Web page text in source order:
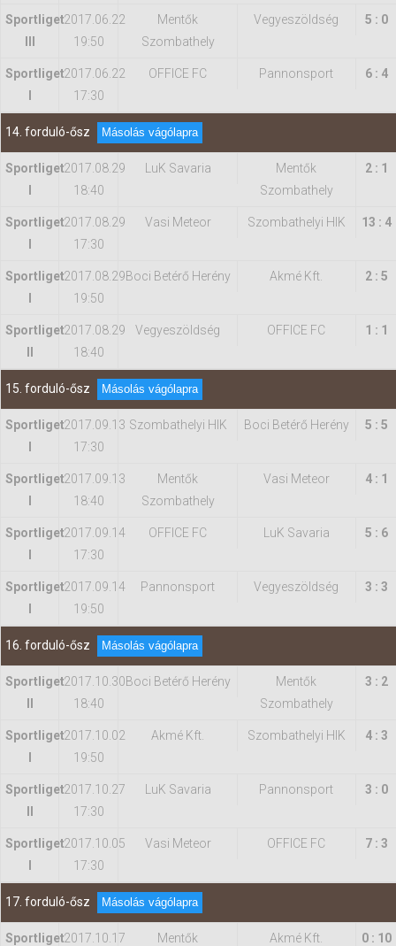
Sportliget2017.06.22
19:50
Mentők
Szombathely
Vegyeszöldség 5 : 0
Sportliget2017.06.22
17:30
OFFICE FC Pannonsport 6 : 4
14. forduló-ősz Másolás vágólapra
Sportliget2017.08.29
18:40
LuK Savaria
Mentők
Szombathely
2 : 1
Sportliget2017.08.29
17:30
Vasi Meteor Szombathelyi HIK 13 : 4
Sportliget2017.08.29
19:50
Boci Betérő Herény Akmé Kft. 2 : 5
Sportliget2017.08.29
18:40
Vegyeszöldség OFFICE FC 1 : 1
15. forduló-ősz Másolás vágólapra
Sportliget2017.09.13
17:30
Szombathelyi HIK Boci Betérő Herény 5 : 5
Sportliget2017.09.13
18:40
Mentők
Szombathely
Vasi Meteor 4 : 1
Sportliget2017.09.14
17:30
OFFICE FC LuK Savaria 5 : 6
Sportliget2017.09.14
19:50
Pannonsport Vegyeszöldség 3 : 3
16. forduló-ősz Másolás vágólapra
Sportliget2017.10.30
18:40
Boci Betérő Herény
Mentők
Szombathely
3 : 2
Sportliget2017.10.02
19:50
Akmé Kft. Szombathelyi HIK 4 : 3
Sportliget2017.10.27
17:30
LuK Savaria Pannonsport 3 : 0
Sportliget2017.10.05
17:30
Vasi Meteor OFFICE FC 7 : 3
17. forduló-ősz Másolás vágólapra
Sportliget2017.10.17
Mentők
Akmé Kft. 0 : 10